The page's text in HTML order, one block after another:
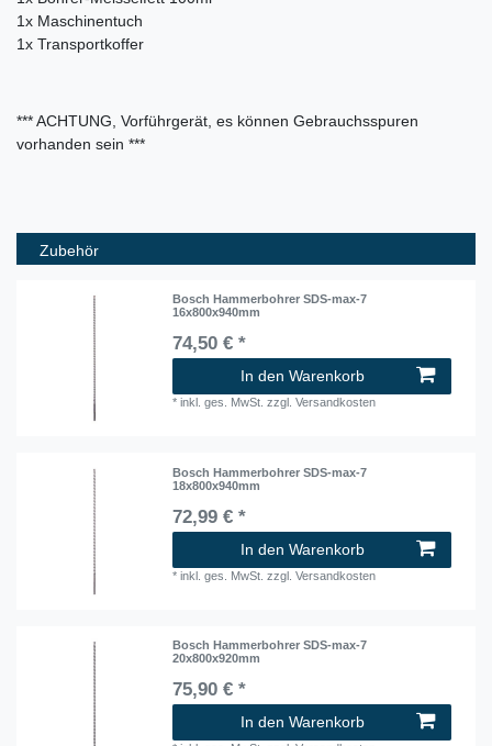
1x Maschinentuch
1x Transportkoffer
*** ACHTUNG, Vorführgerät, es können Gebrauchsspuren
vorhanden sein ***
Zubehör
Bosch Hammerbohrer SDS-max-7
16x800x940mm
74,50 € *
In den Warenkorb
*inkl. ges. MwSt. zzgl.Versandkosten
Bosch Hammerbohrer SDS-max-7
18x800x940mm
72,99 € *
In den Warenkorb
*inkl. ges. MwSt. zzgl.Versandkosten
Bosch Hammerbohrer SDS-max-7
20x800x920mm
75,90 € *
In den Warenkorb